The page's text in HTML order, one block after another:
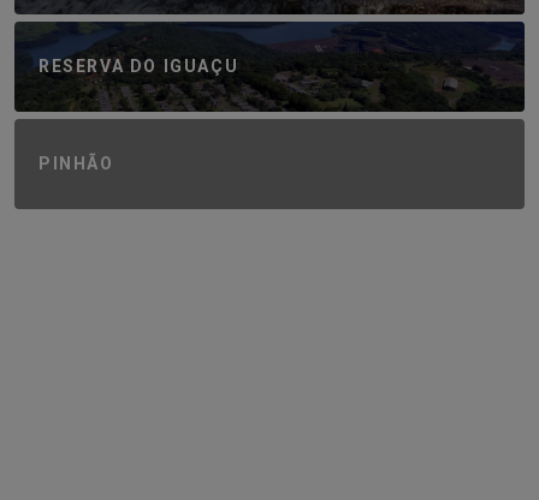
RESERVA DO IGUAÇU
PINHÃO